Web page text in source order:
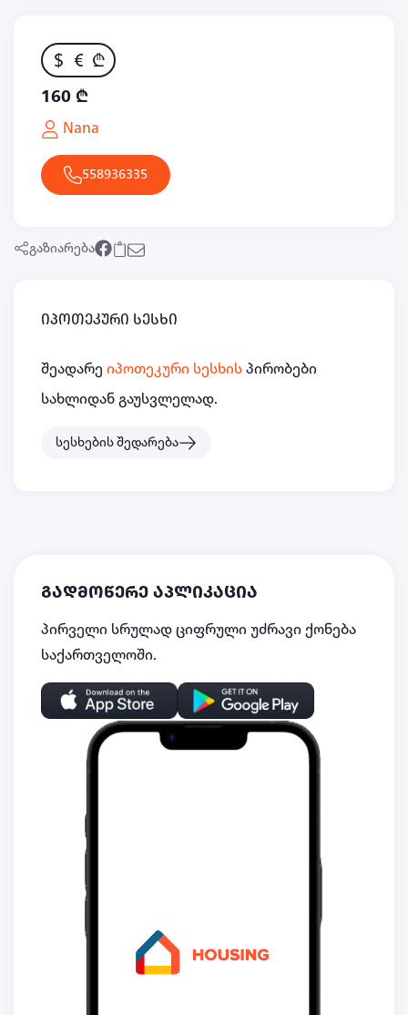
$ € ₾
160 ₾
Nana
558936335
გაზიარება
იპოთეკური სესხი
შეადარე იპოთეკური სესხის პირობები
სახლიდან გაუსვლელად.
სესხების შედარება
გადმოწერე აპლიკაცია
პირველი სრულად ციფრული უძრავი ქონება
საქართველოში.